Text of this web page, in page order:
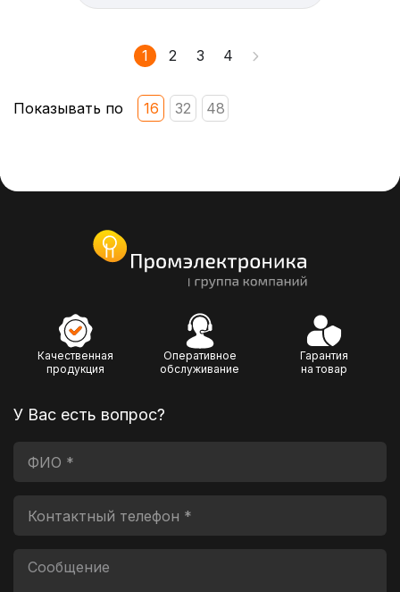
1 2 3 4
Показывать по 16 32 48
Качественная
продукция
Оперативное
обслуживание
Гарантия
на товар
У Вас есть вопрос?